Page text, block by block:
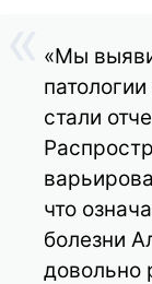
«Мы
стали
что
болезни
довольно